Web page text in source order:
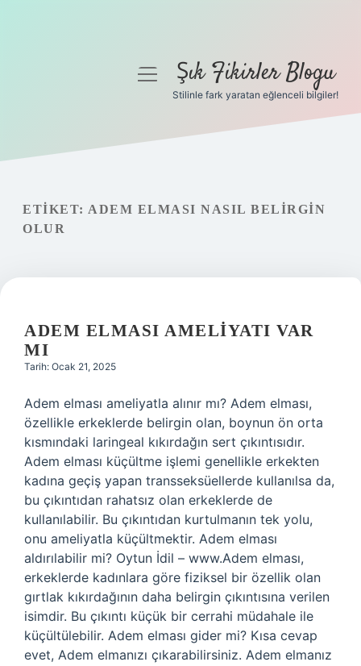
Gizlilik Politikası
Hakkımızda
menüyüŞık Fikirler Blogu
Stilinle fark yaratan eğlenceli bilgiler!
ETIKET: ADEM ELMASI NASIL BELIRGIN
OLUR
ADEM ELMASI AMELIYATI VAR
MI
Tarih: Ocak 21, 2025
Adem elması ameliyatla alınır mı? Adem elması,
özellikle erkeklerde belirgin olan, boynun ön orta
kısmındaki laringeal kıkırdağın sert çıkıntısıdır.
Adem elması küçültme işlemi genellikle erkekten
kadına geçiş yapan transseksüellerde kullanılsa da,
bu çıkıntıdan rahatsız olan erkeklerde de
kullanılabilir. Bu çıkıntıdan kurtulmanın tek yolu,
onu ameliyatla küçültmektir. Adem elması
aldırılabilir mi? Oytun İdil – www.Adem elması,
erkeklerde kadınlara göre fiziksel bir özellik olan
gırtlak kıkırdağının daha belirgin çıkıntısına verilen
isimdir. Bu çıkıntı küçük bir cerrahi müdahale ile
küçültülebilir. Adem elması gider mi? Kısa cevap
evet, Adem elmanızı çıkarabilirsiniz. Adem elmanız